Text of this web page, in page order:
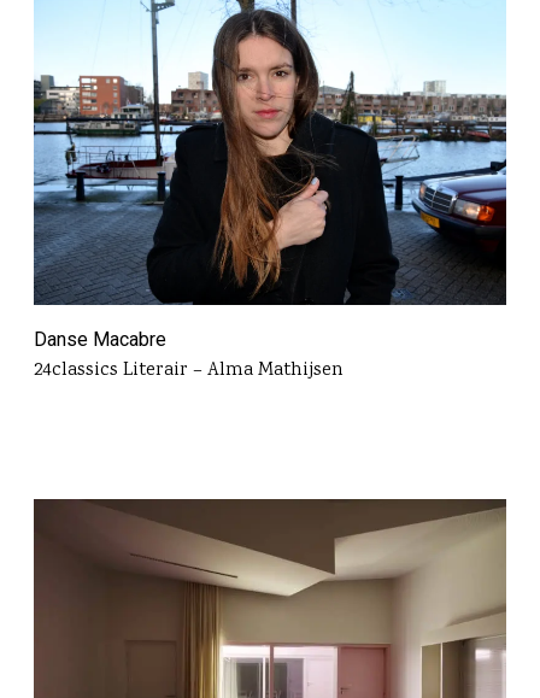
Danse Macabre
24classics Literair – Alma Mathijsen